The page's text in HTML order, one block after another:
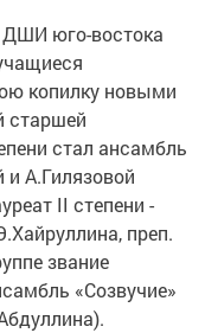
юго-востока
копилку новыми
старшей
стал ансамбль
и А.Гилязовой
II степени -
преп.
звание
«Созвучие»